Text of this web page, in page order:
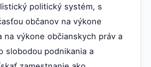
politický systém, s
občanov na výkone
na výkone občianskych práv a
slobodou podnikania a